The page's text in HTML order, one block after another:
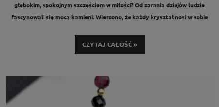
głębokim, spokojnym szczęściem w miłości? Od zarania dziejów ludzie
fascynowali się mocą kamieni. Wierzono, że każdy kryształ nosi w sobie
wygląd, ale przede wszystkim – na nasze emocje i relacje.
do szczęścia, ten tekst jest dla Ciebie. Odkrywamy razem magię kamieni
na miłość i badamy, jak ich naturalna energia może otworzyć Twoje serce
na miłość, która trwa i koi.
CZYTAJ CAŁOŚĆ »